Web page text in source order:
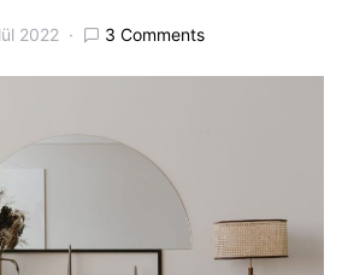
2022 3 Comments